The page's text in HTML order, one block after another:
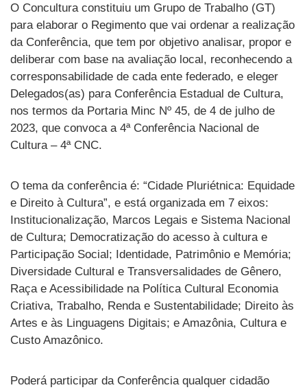
O Concultura constituiu um Grupo de Trabalho (GT)
para elaborar o Regimento que vai ordenar a realização
da Conferência, que tem por objetivo analisar, propor e
deliberar com base na avaliação local, reconhecendo a
corresponsabilidade de cada ente federado, e eleger
Delegados(as) para Conferência Estadual de Cultura,
nos termos da Portaria Minc Nº 45, de 4 de julho de
2023, que convoca a 4ª Conferência Nacional de
Cultura – 4ª CNC.
O tema da conferência é: “Cidade Pluriétnica: Equidade
e Direito à Cultura”, e está organizada em 7 eixos:
Institucionalização, Marcos Legais e Sistema Nacional
de Cultura; Democratização do acesso à cultura e
Participação Social; Identidade, Patrimônio e Memória;
Diversidade Cultural e Transversalidades de Gênero,
Raça e Acessibilidade na Política Cultural Economia
Criativa, Trabalho, Renda e Sustentabilidade; Direito às
Artes e às Linguagens Digitais; e Amazônia, Cultura e
Custo Amazônico.
Poderá participar da Conferência qualquer cidadão